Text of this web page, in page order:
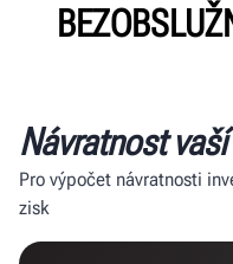
Návratnost
Pro výpočet návratnosti
zisk